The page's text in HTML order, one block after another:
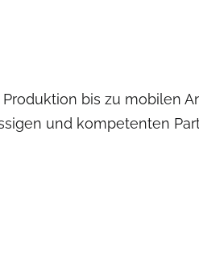
bis zu mobilen
und kompetenten